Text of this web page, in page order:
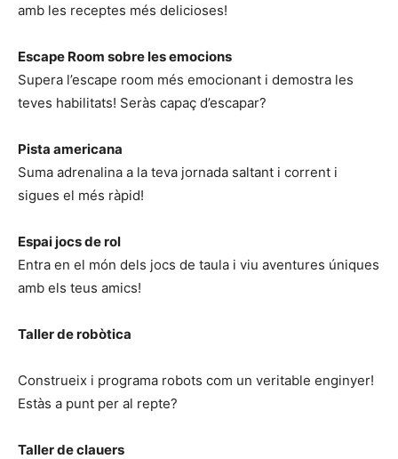
amb les receptes més delicioses!
Escape Room sobre les emocions
Supera l’escape room més emocionant i demostra les
teves habilitats! Seràs capaç d’escapar?
Pista americana
Suma adrenalina a la teva jornada saltant i corrent i
sigues el més ràpid!
Espai jocs de rol
Entra en el món dels jocs de taula i viu aventures úniques
amb els teus amics!
Taller de robòtica
Construeix i programa robots com un veritable enginyer!
Estàs a punt per al repte?
Taller de clauers